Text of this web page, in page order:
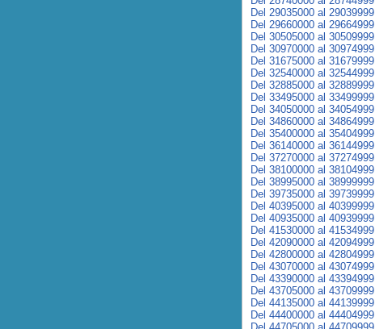
Del 29035000 al 29039999
Del 29660000 al 29664999
Del 30505000 al 30509999
Del 30970000 al 30974999
Del 31675000 al 31679999
Del 32540000 al 32544999
Del 32885000 al 32889999
Del 33495000 al 33499999
Del 34050000 al 34054999
Del 34860000 al 34864999
Del 35400000 al 35404999
Del 36140000 al 36144999
Del 37270000 al 37274999
Del 38100000 al 38104999
Del 38995000 al 38999999
Del 39735000 al 39739999
Del 40395000 al 40399999
Del 40935000 al 40939999
Del 41530000 al 41534999
Del 42090000 al 42094999
Del 42800000 al 42804999
Del 43070000 al 43074999
Del 43390000 al 43394999
Del 43705000 al 43709999
Del 44135000 al 44139999
Del 44400000 al 44404999